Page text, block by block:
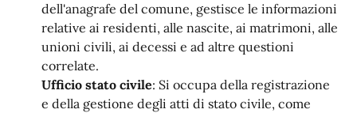
dell'anagrafe del comune, gestisce le informazioni
relative ai residenti, alle nascite, ai matrimoni, alle
unioni civili, ai decessi e ad altre questioni
correlate.
Ufficio stato civile: Si occupa della registrazione
e della gestione degli atti di stato civile, come